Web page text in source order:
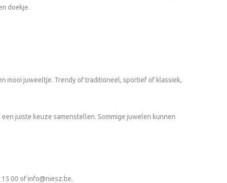
doekje.
mooi juweeltje. Trendy of traditioneel, sportief of klassiek,
juiste keuze samenstellen. Sommige juwelen kunnen
00 ofinfo@niesz.be.